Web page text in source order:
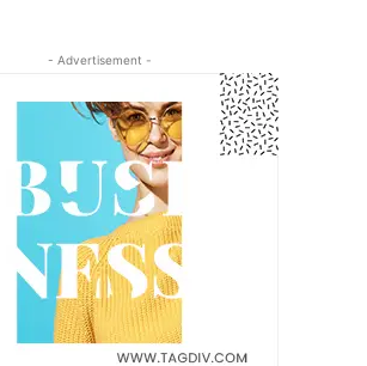
- Advertisement -